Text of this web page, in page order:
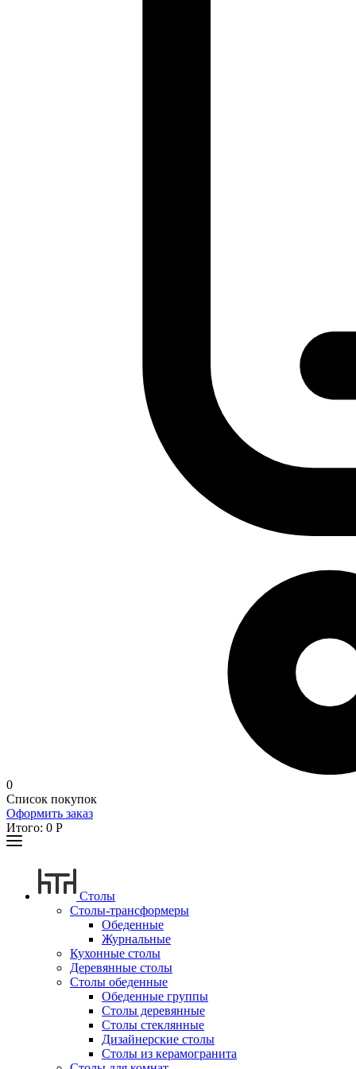
0
Список покупок
Оформить заказ
Итого: 0 Р
Столы
Столы-трансформеры
Обеденные
Журнальные
Кухонные столы
Деревянные столы
Столы обеденные
Обеденные группы
Столы деревянные
Столы стеклянные
Дизайнерские столы
Столы из керамогранита